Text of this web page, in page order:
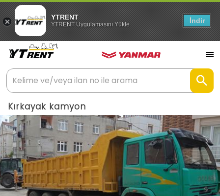
YTRENT
YTRENT Uygulamasını Yükle İndir
Kırkayak kamyon